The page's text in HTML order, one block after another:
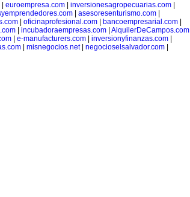
| euroempresa.com| inversionesagropecuarias.com|
asesoresenturismo.com
oficinaprofesional.com bancoempresarial.com
incubadoraempresas.com AlquilerDeCampos.com
e-manufacturers.com inversionyfinanzas.com
| misnegocios.net| negocioselsalvador.com|